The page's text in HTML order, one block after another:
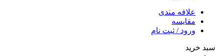
علاقه مندی
مقایسه
ورود / ثبت نام
سبد خرید